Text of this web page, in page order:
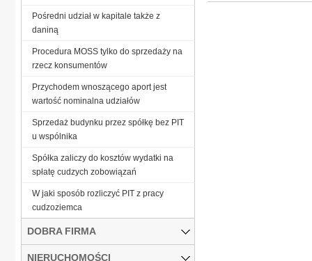
Pośredni udział w kapitale także z
daniną
Procedura MOSS tylko do sprzedaży na
rzecz konsumentów
Przychodem wnoszącego aport jest
wartość nominalna udziałów
Sprzedaż budynku przez spółkę bez PIT
u wspólnika
Spółka zaliczy do kosztów wydatki na
spłatę cudzych zobowiązań
W jaki sposób rozliczyć PIT z pracy
cudzoziemca
DOBRA FIRMA
NIERUCHOMOŚCI